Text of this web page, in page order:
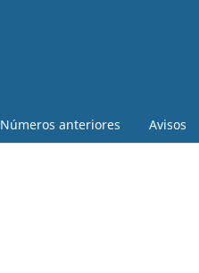
Números anteriores Avisos